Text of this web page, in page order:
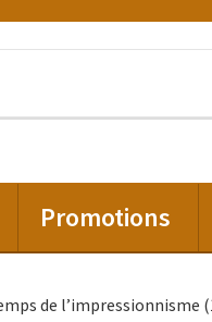
Promotions
de l’impressionnisme